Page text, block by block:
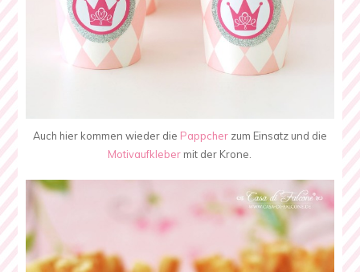
Auch hier kommen wieder die Pappcherzum Einsatz und die
Motivaufklebermit der Krone.